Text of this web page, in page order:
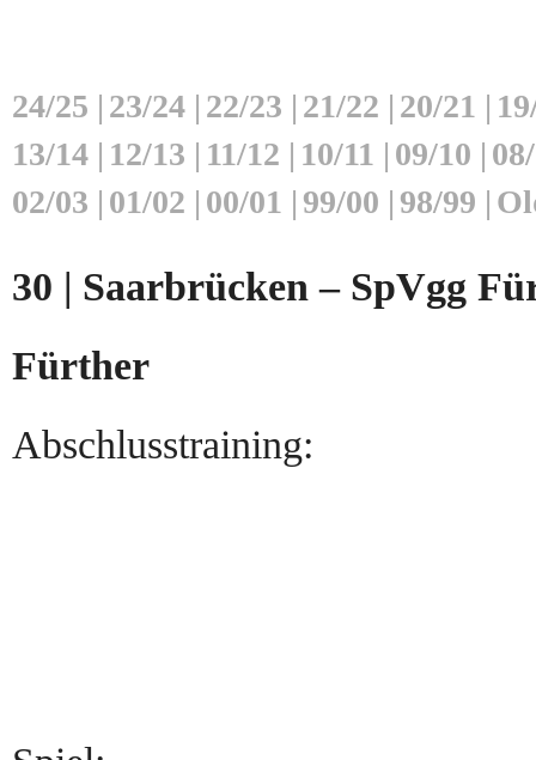
24/25 | 23/24 | 22/23 | 21/22 | 20/21 |
13/14 | 12/13 | 11/12 | 10/11 | 09/10 |
02/03 | 01/02 | 00/01 | 99/00 | 98/99 |
30 | Saarbrücken – SpVgg
Fürther
Abschlusstraining: